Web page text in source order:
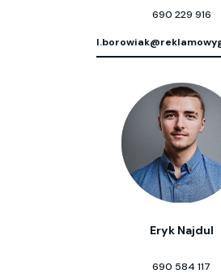
690 229 916
Eryk Najdul
690 584 117